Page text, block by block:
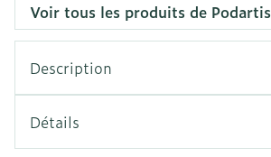
Voir tous les produits de Podartis
Description
Détails